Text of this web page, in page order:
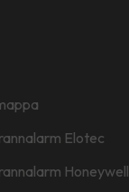
Elotec
Honeywell